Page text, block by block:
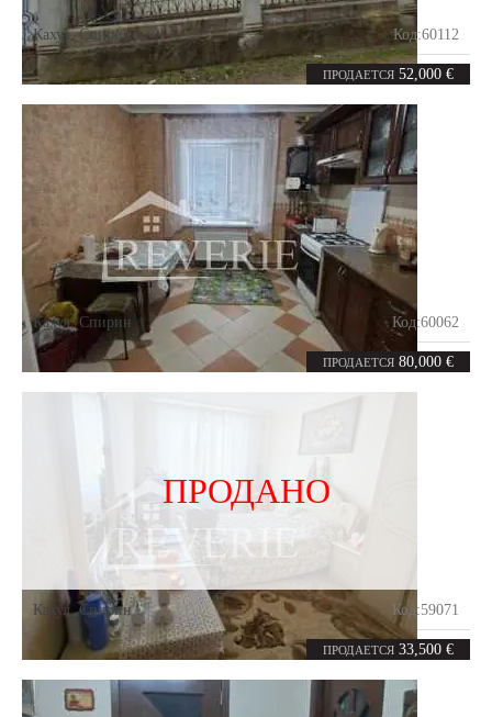
ПРОДАЕТСЯ 52,000 €
Кахул,Спирин Код:60112
4комнаты 82 m²
ПРОДАЕТСЯ 80,000 €
Кахул,Спирин Код:60062
4 комнаты 120 m²
ПРОДАНО
ПРОДАЕТСЯ 33,500 €
Кахул,Спирин Код:59071
1комната 34.8m²